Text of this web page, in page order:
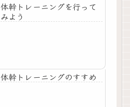
体幹トレーニングを行って
みよう
体幹トレーニングのすすめ